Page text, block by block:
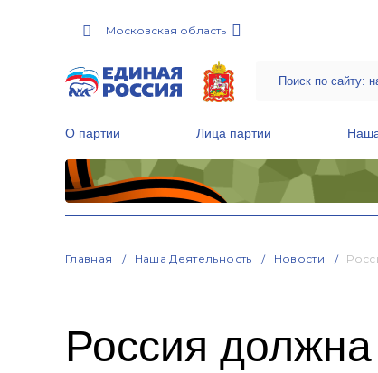
Московская область
О партии Лица партии
Главная Наша Деятельность Новости
Россия